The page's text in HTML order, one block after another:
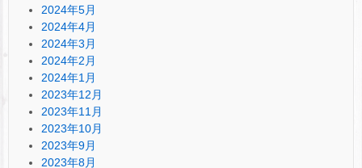
2024年5月
2024年4月
2024年3月
2024年2月
2024年1月
2023年12月
2023年11月
2023年10月
2023年9月
2023年8月